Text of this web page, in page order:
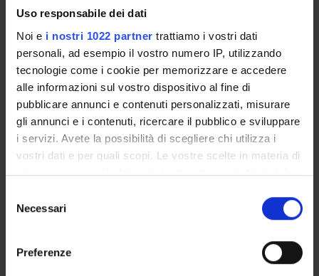
Uso responsabile dei dati
Noi e i nostri 1022 partner trattiamo i vostri dati
personali, ad esempio il vostro numero IP, utilizzando
tecnologie come i cookie per memorizzare e accedere
alle informazioni sul vostro dispositivo al fine di
pubblicare annunci e contenuti personalizzati, misurare
gli annunci e i contenuti, ricercare il pubblico e sviluppare
i servizi. Avete la possibilità di scegliere chi utilizza i
vostri dati e per quali scopi. Le vostre scelte in materia di
privacy sono applicabili solo su questa proprietà digitale
modificare o revocare il proprio consenso in qualsiasi
momento dalla Dichiarazione sui cookie o facendo clic
delNecessari
Preferenze
integrato dei due parametri precedenti, ed il numero di
comete nel campione, valutato con un valore cut-off
inferiore al 95% di intensità di fluorescenza della testa. Per
ogni soggetto vengono lette 50 cellule random in due
esperimenti separati.
PARTECIPANTI AL PROGETTO
Denise Doria